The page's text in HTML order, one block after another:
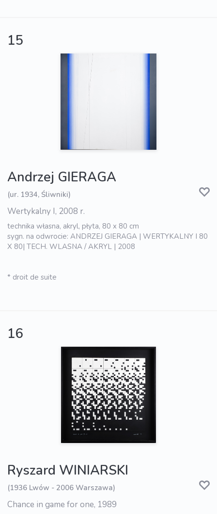
15
Andrzej GIERAGA
(ur. 1934, Śliwniki)
Wertykalny I, 2008 r.
technika własna, akryl, płyta, 80 x 80 cm
sygn. na odwrocie: ANDRZEJ GIERAGA | WERTYKALNY I 80
X 80| TECH. WLASNA / AKRYL | 2008
* droit de suite
16
Ryszard WINIARSKI
(1936 Lwów - 2006 Warszawa)
Chance in game for one, 1989